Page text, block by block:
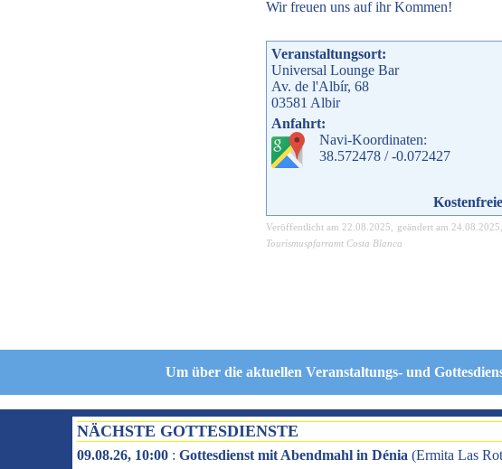
Wir freuen uns auf ihr Kommen!
Veranstaltungsort:
Universal Lounge Bar
Av. de l'Albír, 68
03581 Albir
Anfahrt:
Navi-Koordinaten:
38.572478 / -0.072427
Veröffentlicht am 22.08.2025 , geändert am 24.08.2025
Tourismuspfarramt Costa Blanca
Um über die aktuellen Veranstaltungs- und
NÄCHSTE GOTTESDIENSTE
09.08.26, 10:00 : Gottesdienst mit Abendmahl in Dénia (Ermita Las